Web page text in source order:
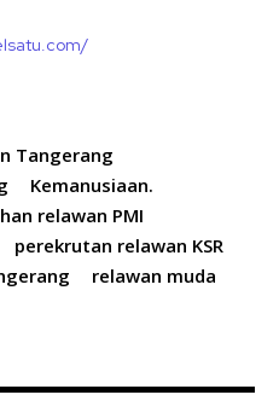
Tangerang
Kemanusiaan.
relawan PMI
perekrutan relawan KSR
relawan muda